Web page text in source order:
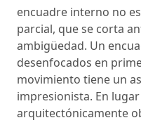
encuadre interno no
parcial, que se corta
ambigüedad. Un
desenfocados en
movimiento tiene un
impresionista. En
arquitectónicamente